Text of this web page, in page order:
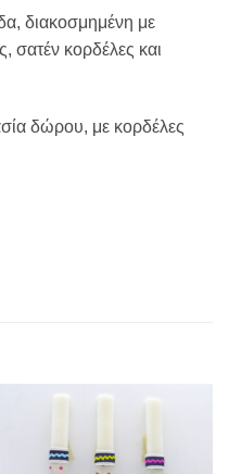
διακοσμημένη με
σατέν κορδέλες και
δώρου, με κορδέλες